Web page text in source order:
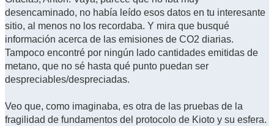
desencaminado, no había leído esos datos en tu interesante
sitio, al menos no los recordaba. Y mira que busqué
información acerca de las emisiones de CO2 diarias.
Tampoco encontré por ningún lado cantidades emitidas de
metano, que no sé hasta qué punto puedan ser
despreciables/despreciadas.
Veo que, como imaginaba, es otra de las pruebas de la
fragilidad de fundamentos del protocolo de Kioto y su esfera.